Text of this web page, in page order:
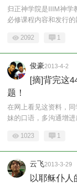
归正神学院是IIIM神学
必修课程内容和发行的
2092 1
俊豪2013-4-2
[摘]背完这
题！
在网上看见这资料，
妹的口语，多沟通增进
1023 1
云飞2013-3-29
以耶稣仆